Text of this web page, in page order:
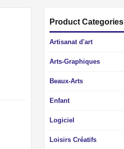
Product Categories
Artisanat d'art
Arts-Graphiques
Beaux-Arts
Enfant
Logiciel
Loisirs Créatifs